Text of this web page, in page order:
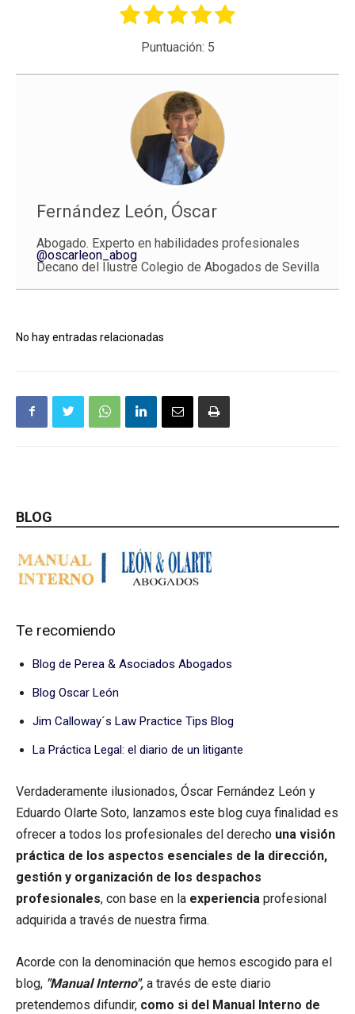
Puntuación: 5
Fernández León, Óscar
Abogado. Experto en habilidades profesionales
@oscarleon_abog
Decano del Ilustre Colegio de Abogados de Sevilla
No hay entradas relacionadas
BLOG
Te recomiendo
Blog de Perea & Asociados Abogados
Blog Oscar León
Jim Calloway´s Law Practice Tips Blog
La Práctica Legal: el diario de un litigante
Verdaderamente ilusionados, Óscar Fernández León y
Eduardo Olarte Soto, lanzamos este blog cuya finalidad es
ofrecer a todos los profesionales del derecho una visión
práctica de los aspectos esenciales de la dirección,
gestión y organización de los despachos
profesionales, con base en la experiencia profesional
adquirida a través de nuestra firma.
Acorde con la denominación que hemos escogido para el
blog, "Manual Interno", a través de este diario
pretendemos difundir, como si del Manual Interno de